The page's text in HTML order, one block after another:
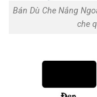
Bán Dù Che Nắng
che